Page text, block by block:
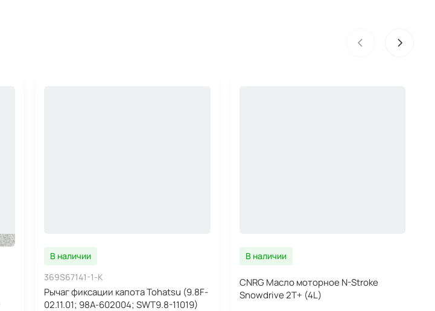
В наличии
369S67141-1-K
Рычаг фиксации капота Tohatsu (9.8F-
02.11.01; 98A-602004; SWT9.8-11019)
В наличии
CNRG Масло моторное N-Stroke
Snowdrive 2T+ (4L)